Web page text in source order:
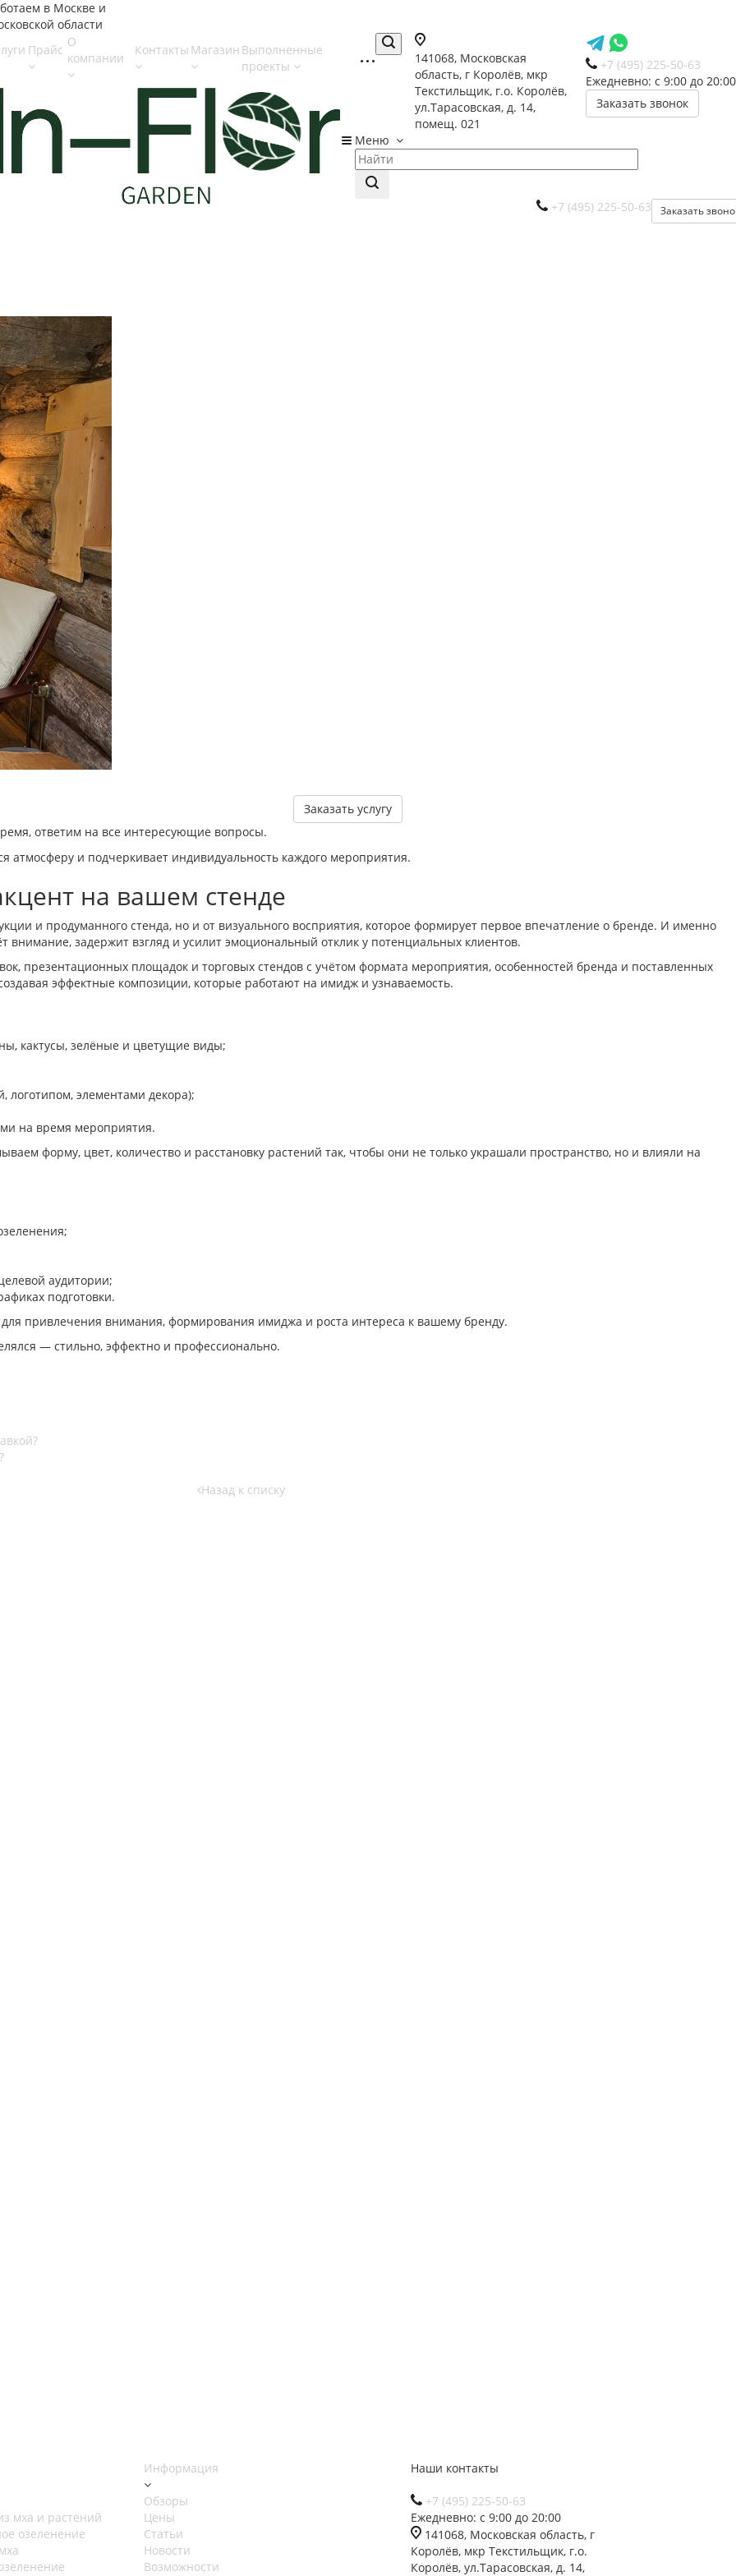
в Москве и
области
+7 (495) 225-50-63
Ежедневно: с 9:00 до 20:00
Заказать звонок
141068, Московская
область, г Королёв, мкр
Текстильщик, г.о. Королёв,
ул.Тарасовская, д. 14,
помещ. 021
Прайс
О
компании
Контакты Магазин Выполненные
проекты
Меню
Заказать
+7 (495) 225-50-63
ответим на все интересующие вопросы.
Заказать услугу
и подчеркивает индивидуальность каждого мероприятия.
на вашем стенде
и продуманного стенда, но и от визуального восприятия, которое формирует первое впечатление о бренде. И именно
внимание, задержит взгляд и усилит эмоциональный отклик у потенциальных клиентов.
презентационных площадок и торговых стендов с учётом формата мероприятия, особенностей бренда и поставленных
эффектные композиции, которые работают на имидж и узнаваемость.
кактусы, зелёные и цветущие виды;
логотипом, элементами декора);
на время мероприятия.
форму, цвет, количество и расстановку растений так, чтобы они не только украшали пространство, но и влияли на
аудитории;
подготовки.
привлечения внимания, формирования имиджа и роста интереса к вашему бренду.
— стильно, эффектно и профессионально.
Назад к списку
мха и растений
озеленение
Информация
Обзоры
Цены
Статьи
Новости
Возможности
Наши контакты
+7 (495) 225-50-63
Ежедневно: с 9:00 до 20:00
141068, Московская область, г
Королёв, мкр Текстильщик, г.о.
Королёв, ул.Тарасовская, д. 14,